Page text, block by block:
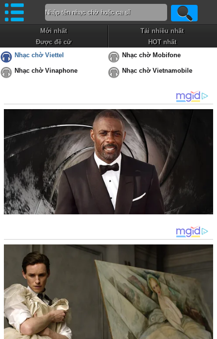
Mới nhất
Tải nhiều nhất
Được đề cử
HOT nhất
Nhạc chờ Viettel
Nhạc chờ Mobifone
Nhạc chờ Vinaphone Nhạc chờ Vietnamobile